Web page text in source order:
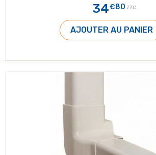
34€80 TTC
AJOUTER AU PANIER